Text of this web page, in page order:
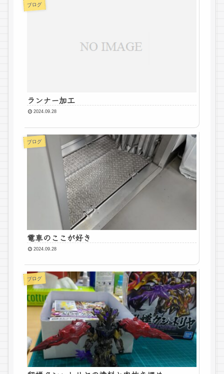
ブログ
ランナー加工
2024.09.28
ブログ
電車のここが好き
2024.09.28
ブログ